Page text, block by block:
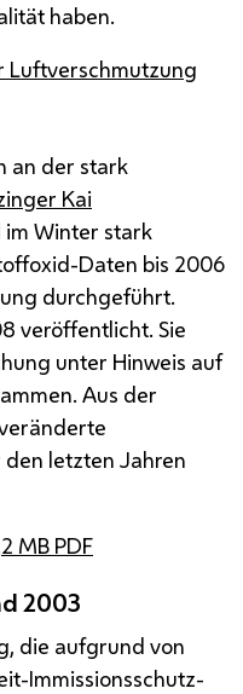
haben.
Luftverschmutzung
an der stark
Kai
Winter stark
Daten bis 2006
durchgeführt.
veröffentlicht. Sie
unter Hinweis auf
Aus der
letzten Jahren
MB PDF
2003
die aufgrund von
Immissionsschutz-